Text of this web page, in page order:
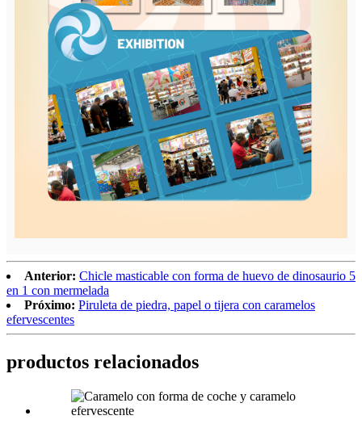
Anterior: Chicle masticable con forma de huevo de dinosaurio 5
en 1 con mermelada
Próximo: Piruleta de piedra, papel o tijera con caramelos
efervescentes
productos relacionados